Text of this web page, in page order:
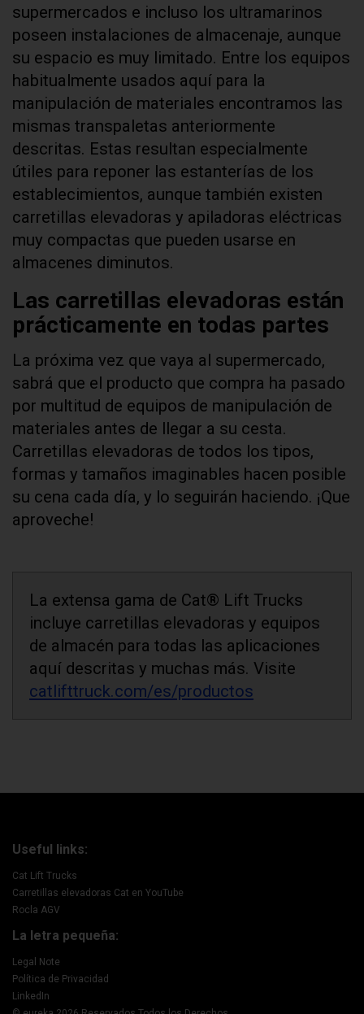
supermercados e incluso los ultramarinos
poseen instalaciones de almacenaje, aunque
su espacio es muy limitado. Entre los equipos
habitualmente usados aquí para la
manipulación de materiales encontramos las
mismas transpaletas anteriormente
descritas. Estas resultan especialmente
útiles para reponer las estanterías de los
establecimientos, aunque también existen
carretillas elevadoras y apiladoras eléctricas
muy compactas que pueden usarse en
almacenes diminutos.
Las carretillas elevadoras están
prácticamente en todas partes
La próxima vez que vaya al supermercado,
sabrá que el producto que compra ha pasado
por multitud de equipos de manipulación de
materiales antes de llegar a su cesta.
Carretillas elevadoras de todos los tipos,
formas y tamaños imaginables hacen posible
su cena cada día, y lo seguirán haciendo. ¡Que
aproveche!
La extensa gama de Cat® Lift Trucks
incluye carretillas elevadoras y equipos
de almacén para todas las aplicaciones
aquí descritas y muchas más. Visite
catlifttruck.com/es/productos
Useful links:
Cat Lift Trucks
Carretillas elevadoras Cat en YouTube
Rocla AGV
La letra pequeña:
Legal Note
Política de Privacidad
LinkedIn